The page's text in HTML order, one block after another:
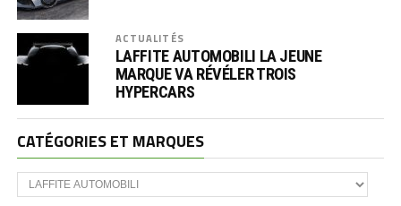
ACTUALITÉS
LAFFITE AUTOMOBILI LA JEUNE
MARQUE VA RÉVÉLER TROIS
HYPERCARS
CATÉGORIES ET MARQUES
Catégories
et